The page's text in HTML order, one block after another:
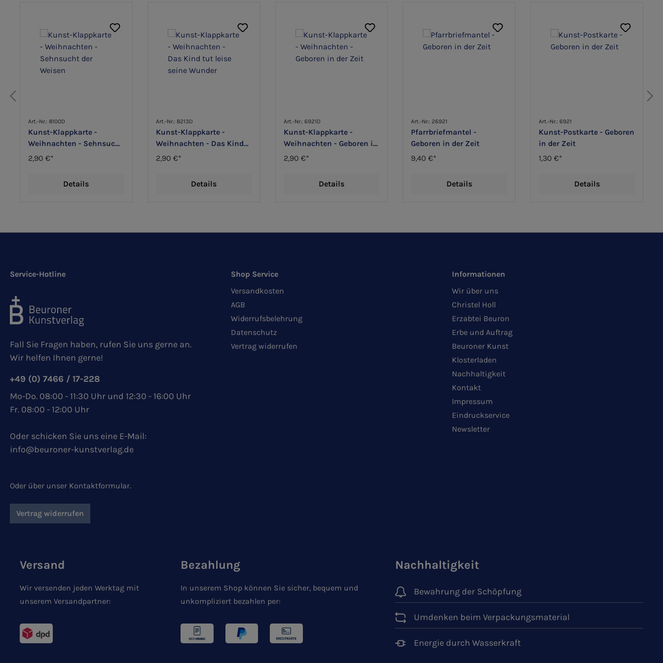
Art.-Nr.: 8100D
Kunst-Klappkarte -
Weihnachten - Sehnsucht
der Weisen
2,90 €*
Details
Art.-Nr.: 8213D
Kunst-Klappkarte -
Weihnachten - Das Kind
tut leise seine Wunder
2,90 €*
Details
Art.-Nr.: 6921D
Kunst-Klappkarte -
Weihnachten - Geboren in
der Zeit
2,90 €*
Details
Art.-Nr.: 26921
Pfarrbriefmantel -
Geboren in der Zeit
9,40 €*
Details
Art.-Nr.: 6921
Kunst-Postkarte - Geboren
in der Zeit
1,30 €*
Details
Service-Hotline
Fall Sie Fragen haben, rufen Sie uns gerne an.
Wir helfen Ihnen gerne!
+49 (0) 7466 / 17-228
Mo-Do. 08:00 - 11:30 Uhr und 12:30 - 16:00 Uhr
Fr. 08:00 - 12:00 Uhr
Oder schicken Sie uns eine E-Mail:
info@beuroner-kunstverlag.de
Oder über unser Kontaktformular.
Vertrag widerrufen
Shop Service
Versandkosten
AGB
Widerrufsbelehrung
Datenschutz
Vertrag widerrufen
Informationen
Wir über uns
Christel Holl
Erzabtei Beuron
Erbe und Auftrag
Beuroner Kunst
Klosterladen
Nachhaltigkeit
Kontakt
Impressum
Eindruckservice
Newsletter
Versand
Wir versenden jeden Werktag mit
unserem Versandpartner:
Bezahlung
In unserem Shop können Sie sicher, bequem und
unkompliziert bezahlen per:
Nachhaltigkeit
Bewahrung der Schöpfung
Umdenken beim Verpackungsmaterial
Energie durch Wasserkraft